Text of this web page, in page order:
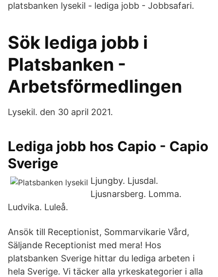
platsbanken lysekil - lediga jobb - Jobbsafari.
Sök lediga jobb i
Platsbanken -
Arbetsförmedlingen
Lysekil. den 30 april 2021.
Lediga jobb hos Capio - Capio
Sverige
Ljungby. Ljusdal.
Ljusnarsberg. Lomma.
Ludvika. Luleå.
Ansök till Receptionist, Sommarvikarie Vård,
Säljande Receptionist med mera! Hos
platsbanken Sverige hittar du lediga arbeten i
hela Sverige. Vi täcker alla yrkeskategorier i alla